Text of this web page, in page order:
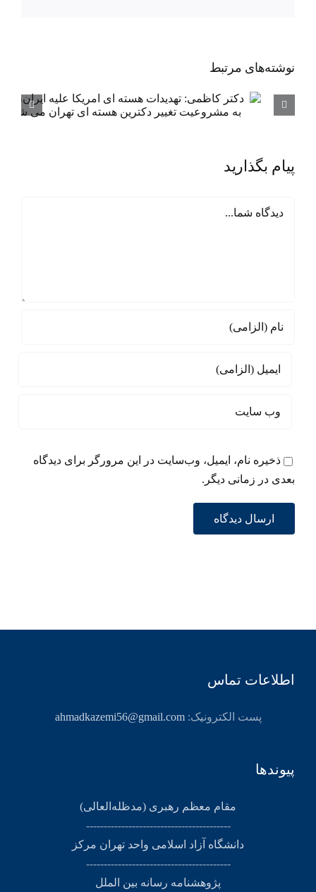
نوشته‌‌های مرتبط
پیام بگذارید
دیدگاه
ذخیره نام، ایمیل، وب‌سایت در این مرورگر برای دیدگاه
بعدی در زمانی دیگر.
اطلاعات تماس
پست الکترونیک:ahmadkazemi56@gmail.com
پیوندها
مقام معظم رهبری (مد‌ظله‌العالی)
-----------------------------------------
دانشگاه آزاد اسلامی واحد تهران مرکز
-----------------------------------------
پژوهشنامه رسانه بین الملل